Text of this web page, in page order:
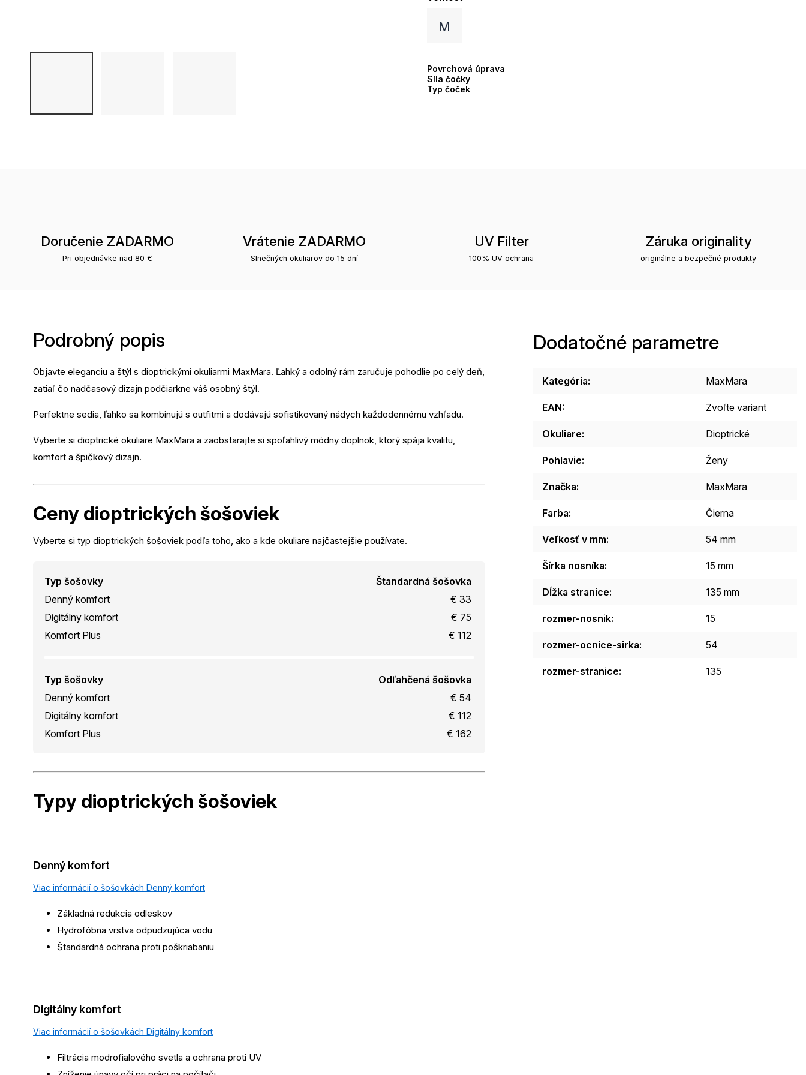
M
Povrchová úprava
Síla čočky
Typ čoček
Doručenie ZADARMO
Pri objednávke nad 80 €
Vrátenie ZADARMO
Slnečných okuliarov do 15 dní
UV Filter
100% UV ochrana
Záruka originality
originálne a bezpečné produkty
Podrobný popis
Objavte eleganciu a štýl s dioptrickými okuliarmi MaxMara. Ľahký a odolný rám zaručuje pohodlie po celý deň,
zatiaľ čo nadčasový dizajn podčiarkne váš osobný štýl.
Perfektne sedia, ľahko sa kombinujú s outfitmi a dodávajú sofistikovaný nádych každodennému vzhľadu.
Vyberte si dioptrické okuliare MaxMara a zaobstarajte si spoľahlivý módny doplnok, ktorý spája kvalitu,
komfort a špičkový dizajn.
Ceny dioptrických šošoviek
Vyberte si typ dioptrických šošoviek podľa toho, ako a kde okuliare najčastejšie používate.
Typ šošovky
Štandardná šošovka
Denný komfort
€ 33
Digitálny komfort
€ 75
Komfort Plus
€ 112
Typ šošovky
Odľahčená šošovka
Denný komfort
€ 54
Digitálny komfort
€ 112
Komfort Plus
€ 162
Typy dioptrických šošoviek
Denný komfort
Viac informácií o šošovkách Denný komfort
Základná redukcia odleskov
Hydrofóbna vrstva odpudzujúca vodu
Štandardná ochrana proti poškriabaniu
Digitálny komfort
Viac informácií o šošovkách Digitálny komfort
Filtrácia modrofialového svetla a ochrana proti UV
Dodatočné parametre
Kategória: MaxMara
EAN: Zvoľte variant
Okuliare: Dioptrické
Pohlavie: Ženy
Značka: MaxMara
Farba: Čierna
Veľkosť v mm: 54 mm
Šírka nosníka: 15 mm
Dĺžka stranice: 135 mm
rozmer-nosnik: 15
rozmer-ocnice-sirka: 54
rozmer-stranice: 135